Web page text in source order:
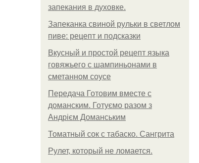
запекания в духовке.
Запеканка свиной рульки в светлом
пиве: рецепт и подсказки
Вкусный и простой рецепт языка
говяжьего с шампиньонами в
сметанном соусе
Передача Готовим вместе с
доманским. Готуємо разом з
Андрієм Доманським
Томатный сок с табаско. Сангрита
Рулет, который не ломается.